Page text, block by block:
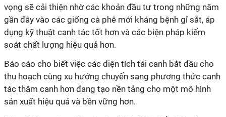
vọng sẽ cải thiện nhờ các khoản đầu tư trong những năm
gần đây vào các giống cà phê mới kháng bệnh gỉ sắt, áp
dụng kỹ thuật canh tác tốt hơn và các biện pháp kiểm
soát chất lượng hiệu quả hơn.
Báo cáo cho biết việc các diện tích tái canh bắt đầu cho
thu hoạch cùng xu hướng chuyển sang phương thức canh
tác thâm canh hơn đang tạo nền tảng cho một mô hình
sản xuất hiệu quả và bền vững hơn.